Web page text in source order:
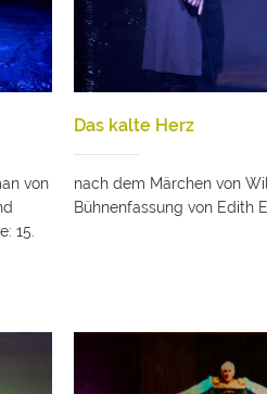
von
15.
Das kalte Herz
nach dem Märchen von
Bühnenfassung von Edith